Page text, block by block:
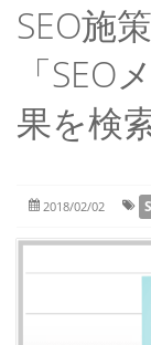
SEO施
「SEO
果を検
2018/02/02